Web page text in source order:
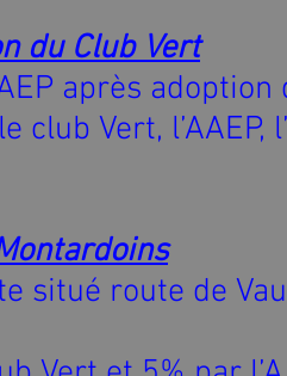
du Club Vert
après adoption
Vert, l’AAEP,
situé route de